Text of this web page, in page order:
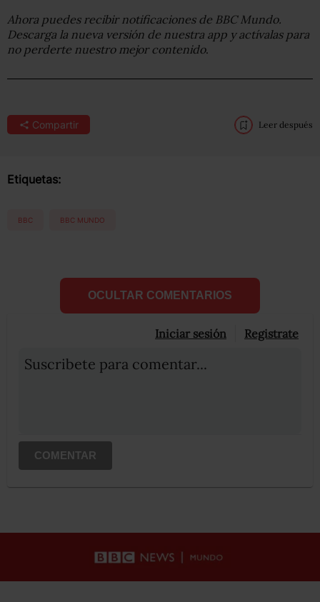
Ahora puedes recibir notificaciones de BBC Mundo.
Descarga la nueva versión de nuestra app y actívalas para
no perderte nuestro mejor contenido.
Compartir Leer después
Etiquetas:
BBC BBC MUNDO
OCULTAR COMENTARIOS
Iniciar sesión Registrate
Suscribete para comentar...
COMENTAR